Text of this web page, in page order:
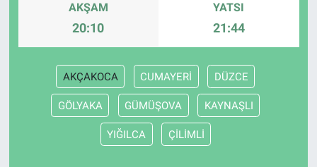
AKŞAM
20:10
YATSI
21:44
AKÇAKOCA CUMAYERİ DÜZCE
GÖLYAKA GÜMÜŞOVA KAYNAŞLI
YIĞILCA ÇİLİMLİ